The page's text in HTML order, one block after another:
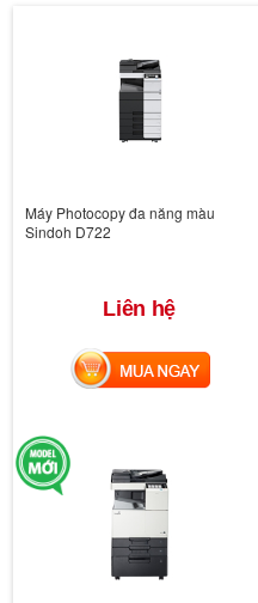
Máy Photocopy đa năng màu
Sindoh D722
Liên hệ
MUA NGAY